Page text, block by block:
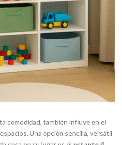
comodidad, también influye en el
Una opción sencilla, versátil